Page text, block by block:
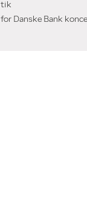
Danske Bank